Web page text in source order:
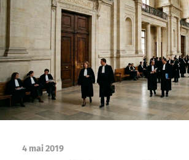
4 mai 2019